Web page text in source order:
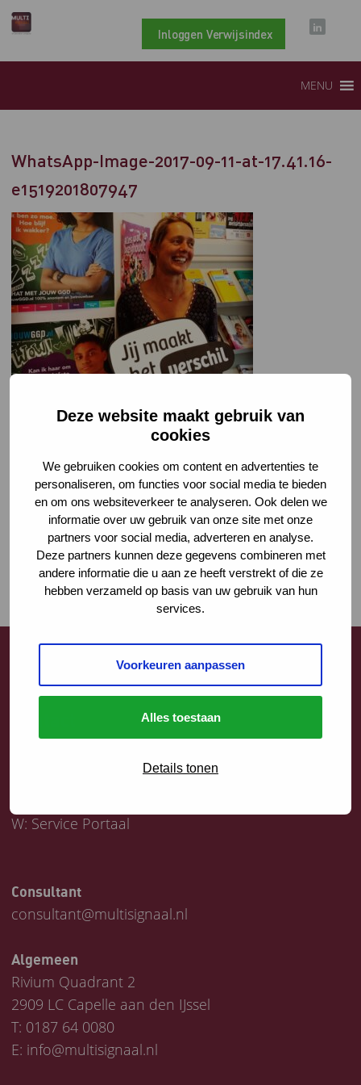
Deze website maakt gebruik van
cookies
We gebruiken cookies om content en advertenties te
personaliseren, om functies voor social media te bieden
en om ons websiteverkeer te analyseren. Ook delen we
informatie over uw gebruik van onze site met onze
partners voor social media, adverteren en analyse.
Deze partners kunnen deze gegevens combineren met
andere informatie die u aan ze heeft verstrekt of die ze
hebben verzameld op basis van uw gebruik van hun
services.
Voorkeuren aanpassen
Alles toestaan
Details tonen
Inloggen Verwijsindex
MENU
WhatsApp-Image-2017-09-11-at-17.41.16-
e1519201807947
W: Service Portaal
Consultant
consultant@multisignaal.nl
Algemeen
Rivium Quadrant 2
2909 LC Capelle aan den IJssel
T: 0187 64 0080
E: info@multisignaal.nl